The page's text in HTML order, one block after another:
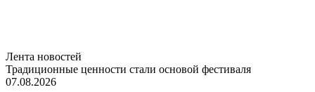
Лента новостей
Традиционные ценности стали основой фестиваля
07.08.2026